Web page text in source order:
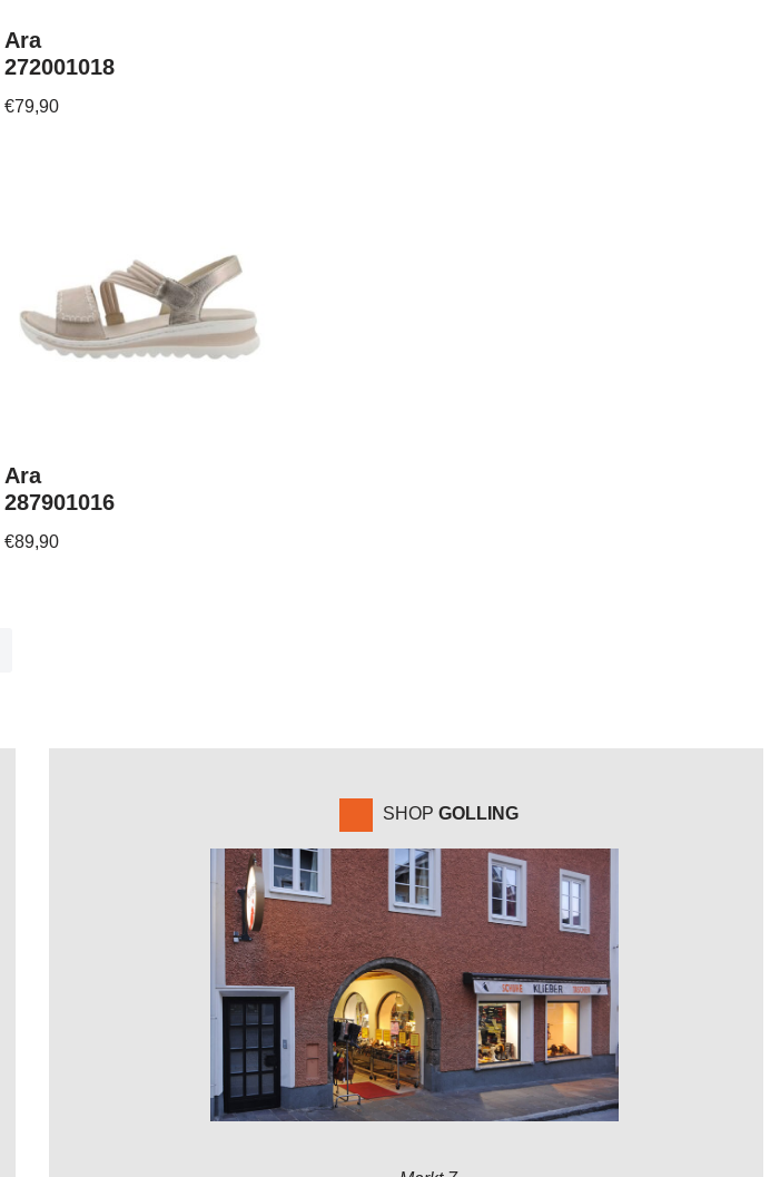
Ara
272001018
€79,90
Ara
287901016
€89,90
SHOP GOLLING